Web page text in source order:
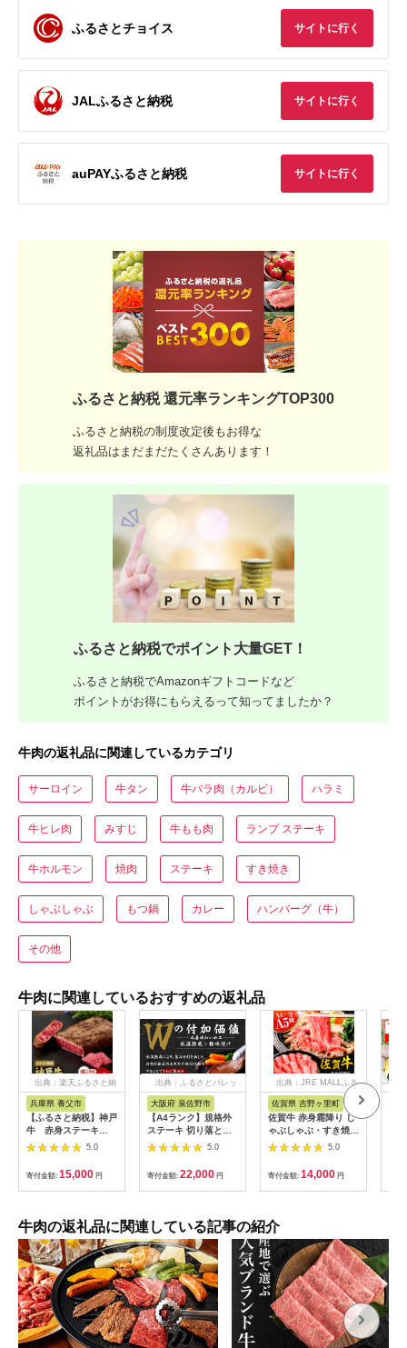
ふるさとチョイス サイトに行く
JALふるさと納税 サイトに行く
auPAYふるさと納税 サイトに行く
ふるさと納税 還元率ランキングTOP300
ふるさと納税の制度改定後もお得な
返礼品はまだまだたくさんあります！
ふるさと納税でポイント大量GET！
ふるさと納税でAmazonギフトコードなど
ポイントがお得にもらえるって知ってましたか？
牛肉の返礼品に関連しているカテゴリ
サーロイン 牛タン 牛バラ肉（カルビ） ハラミ
牛ヒレ肉 みすじ 牛もも肉 ランプ ステーキ
牛ホルモン 焼肉 ステーキ すき焼き
しゃぶしゃぶ もつ鍋 カレー ハンバーグ（牛）
その他
牛肉に関連しているおすすめの返礼品
出典：楽天ふるさと納
兵庫県 養父市
【ふるさと納税】神戸
牛 赤身ステーキ
(200g/300g/400g/55
0g/1200g)_ 神戸牛 神
戸ビーフ 黒毛和牛 ス
テーキ 赤身肉 牛肉 和
牛 ブランド牛 高級肉
プレゼント 焼肉 グル
メ 送料無料 【配送不
可地域：離島】
【G1440980】
5.0
寄付金額: 15,000 円
出典：ふるさとパレッ
大阪府 泉佐野市
【A4ランク】規格外
ステーキ 切り落とし
800g【スピード発送
黒毛和牛 リブロース
サーロイン 訳あり サ
イズ不揃い すてーき
氷温熟成×極味付け】
5.0
寄付金額: 22,000 円
出典：JRE MALLふる
さと納税
佐賀県 吉野ヶ里町
佐賀牛 赤身霜降り し
ゃぶしゃぶ・すき焼き
用 600g 吉野ヶ里町
5.0
寄付金額: 14,000 円
牛肉の返礼品に関連している記事の紹介